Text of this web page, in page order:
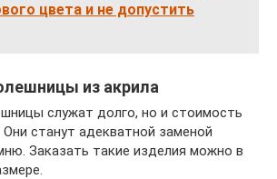
цвета и не допустить
из акрила
служат долго, но и стоимость
станут адекватной заменой
Заказать такие изделия можно в